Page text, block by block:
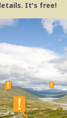
It's free!